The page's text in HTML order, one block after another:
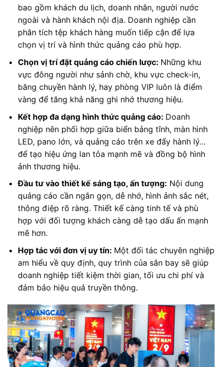
bao gồm khách du lịch, doanh nhân, người nước
ngoài và hành khách nội địa. Doanh nghiệp cần
phân tích tệp khách hàng muốn tiếp cận để lựa
chọn vị trí và hình thức quảng cáo phù hợp.
Chọn vị trí đặt quảng cáo chiến lược: Những khu
vực đông người như sảnh chờ, khu vực check-in,
băng chuyền hành lý, hay phòng VIP luôn là điểm
vàng để tăng khả năng ghi nhớ thương hiệu.
Kết hợp đa dạng hình thức quảng cáo: Doanh
nghiệp nên phối hợp giữa biển bảng tĩnh, màn hình
LED, pano lớn, và quảng cáo trên xe đẩy hành lý…
để tạo hiệu ứng lan tỏa mạnh mẽ và đồng bộ hình
ảnh thương hiệu.
Đầu tư vào thiết kế sáng tạo, ấn tượng: Nội dung
quảng cáo cần ngắn gọn, dễ nhớ, hình ảnh sắc nét,
thông điệp rõ ràng. Thiết kế càng tinh tế và phù
hợp với đối tượng khách càng dễ tạo dấu ấn mạnh
mẽ hơn.
Hợp tác với đơn vị uy tín: Một đối tác chuyên nghiệp
am hiểu về quy định, quy trình của sân bay sẽ giúp
doanh nghiệp tiết kiệm thời gian, tối ưu chi phí và
đảm bảo hiệu quả truyền thông.